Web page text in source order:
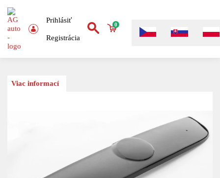
Prihlásiť
Registrácia
0
Viac informací